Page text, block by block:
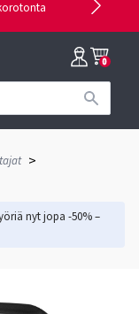
0
>
nyt jopa -50% –